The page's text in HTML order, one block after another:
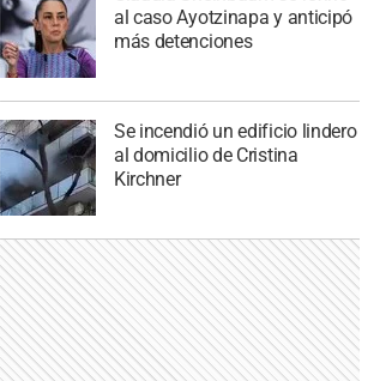
al caso Ayotzinapa y anticipó
más detenciones
Se incendió un edificio lindero
al domicilio de Cristina
Kirchner